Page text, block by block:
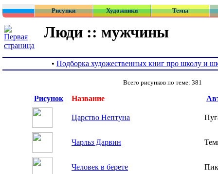
Рисунки Художники Темы
Люди :: мужчины
• Подборка художественных книг про школу и
Всего рисунков по теме: 381
Рисунок Название
Царство Нептуна
Чарльз Дарвин
Человек в берете